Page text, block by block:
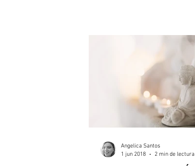
Angelica Santos
1 jun 2018
2 min de lectura